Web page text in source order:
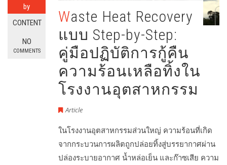
by
CONTENT
NO
COMMENTS
Waste Heat Recovery
แบบ Step-by-Step:
คู่มือปฏิบัติการกู้คืน
ความร้อนเหลือทิ้งใน
โรงงานอุตสาหกรรม
Article
ในโรงงานอุตสาหกรรมส่วนใหญ่ ความร้อนที่เกิด
จากกระบวนการผลิตถูกปล่อยทิ้งสู่บรรยากาศผ่าน
ปล่องระบายอากาศ น้ำหล่อเย็น และก๊าซเสีย ความ